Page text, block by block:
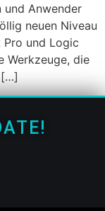
und Anwender
neuen Niveau
Pro und Logic
Werkzeuge, die
[…]